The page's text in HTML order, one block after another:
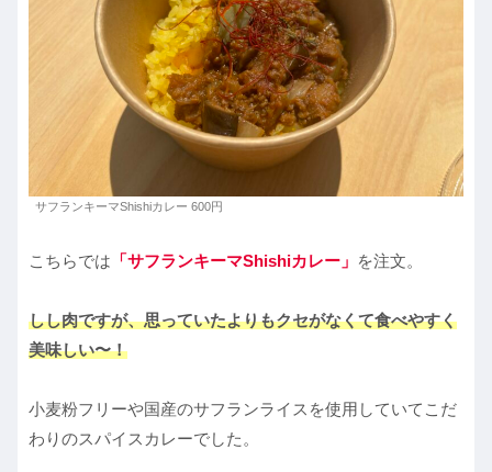
サフランキーマShishiカレー 600円
こちらでは 「サフランキーマShishiカレー」 を注文。
しし肉ですが、思っていたよりもクセがなくて食べやすく
美味しい〜！
小麦粉フリーや国産のサフランライスを使用していてこだ
わりのスパイスカレーでした。